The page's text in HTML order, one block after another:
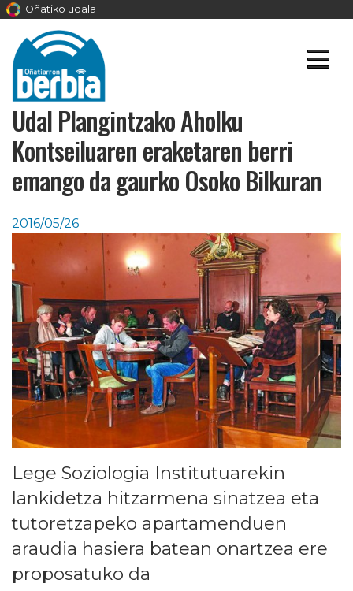
Oñatiko udala
Udal Plangintzako Aholku
Kontseiluaren eraketaren berri
emango da gaurko Osoko Bilkuran
2016/05/26
Lege Soziologia Institutuarekin
lankidetza hitzarmena sinatzea eta
tutoretzapeko apartamenduen
araudia hasiera batean onartzea ere
proposatuko da